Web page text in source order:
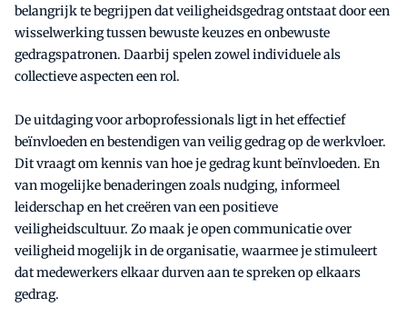
belangrijk te begrijpen dat veiligheidsgedrag ontstaat door een
wisselwerking tussen bewuste keuzes en onbewuste
gedragspatronen. Daarbij spelen zowel individuele als
collectieve aspecten een rol.
De uitdaging voor arboprofessionals ligt in het effectief
beïnvloeden en bestendigen van veilig gedrag op de werkvloer.
Dit vraagt om kennis van hoe je gedrag kunt beïnvloeden. En
van mogelijke benaderingen zoals nudging, informeel
leiderschap en het creëren van een positieve
veiligheidscultuur. Zo maak je open communicatie over
veiligheid mogelijk in de organisatie, waarmee je stimuleert
dat medewerkers elkaar durven aan te spreken op elkaars
gedrag.